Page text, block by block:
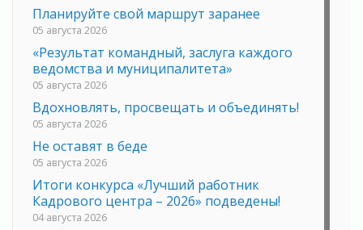
Планируйте свой маршрут заранее
05 августа 2026
«Результат командный, заслуга каждого
ведомства и муниципалитета»
05 августа 2026
Вдохновлять, просвещать и объединять!
05 августа 2026
Не оставят в беде
05 августа 2026
Итоги конкурса «Лучший работник
Кадрового центра – 2026» подведены!
04 августа 2026